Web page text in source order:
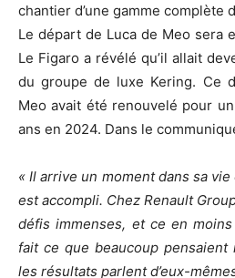
chantier d’une gamme complète
Le départ de Luca de Meo sera
Le Figaro a révélé qu’il allait
du groupe de luxe Kering. Ce
Meo avait été renouvelé pour
ans en 2024. Dans le
« Il arrive un moment dans sa
est accompli. Chez Renault
défis immenses, et ce en
fait ce que beaucoup pensaient
les résultats parlent d’eux-